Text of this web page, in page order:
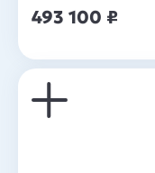
493 100 ₽